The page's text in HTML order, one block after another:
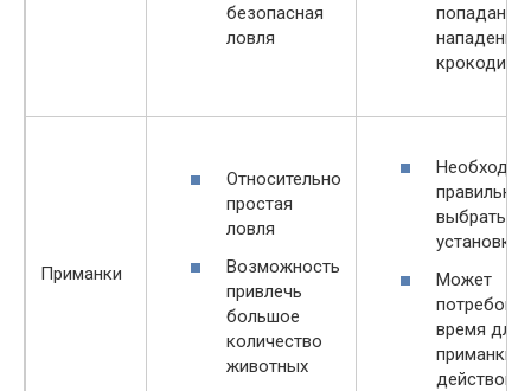
безопасная
ловля
попадания
нападение
крокодила
Приманки
Относительно
простая
ловля
Возможность
привлечь
большое
количество
животных
правильно
выбрать
установки
Может
время для
приманки